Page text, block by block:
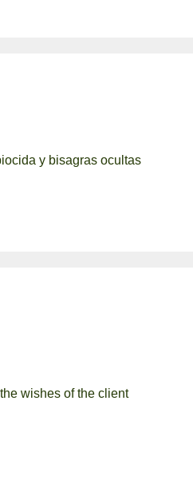
y bisagras ocultas
wishes of the client